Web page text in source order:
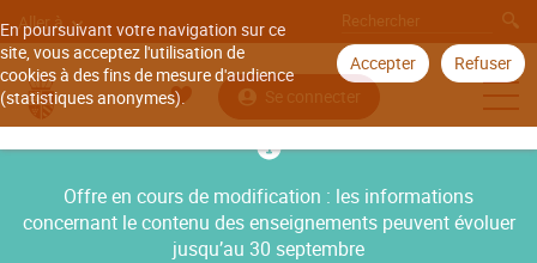
En poursuivant votre navigation sur ce
site, vous acceptez l'utilisation de
cookies à des fins de mesure d'audience
(statistiques anonymes).
Accepter Refuser
Aller à
Se connecter
Offre en cours de modification : les informations
concernant le contenu des enseignements peuvent évoluer
jusqu’au 30 septembre